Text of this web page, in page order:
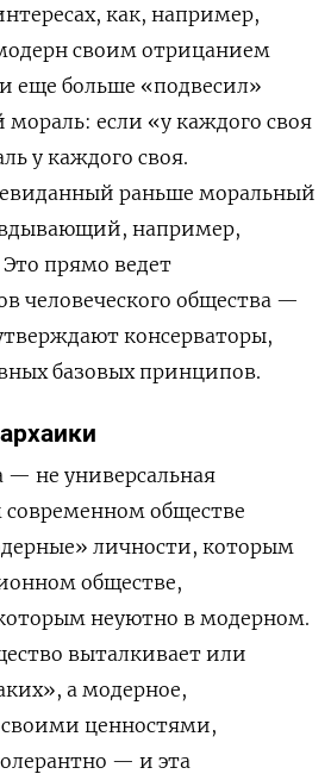
как, например,
своим отрицанием
еще больше «подвесил»
если «у каждого своя
у каждого своя.
раньше моральный
например,
прямо ведет
человеческого общества —
консерваторы,
базовых принципов.
— не универсальная
обществе
личности, которым
обществе,
неуютно в модерном.
выталкивает или
а модерное,
своими ценностями,
— и эта